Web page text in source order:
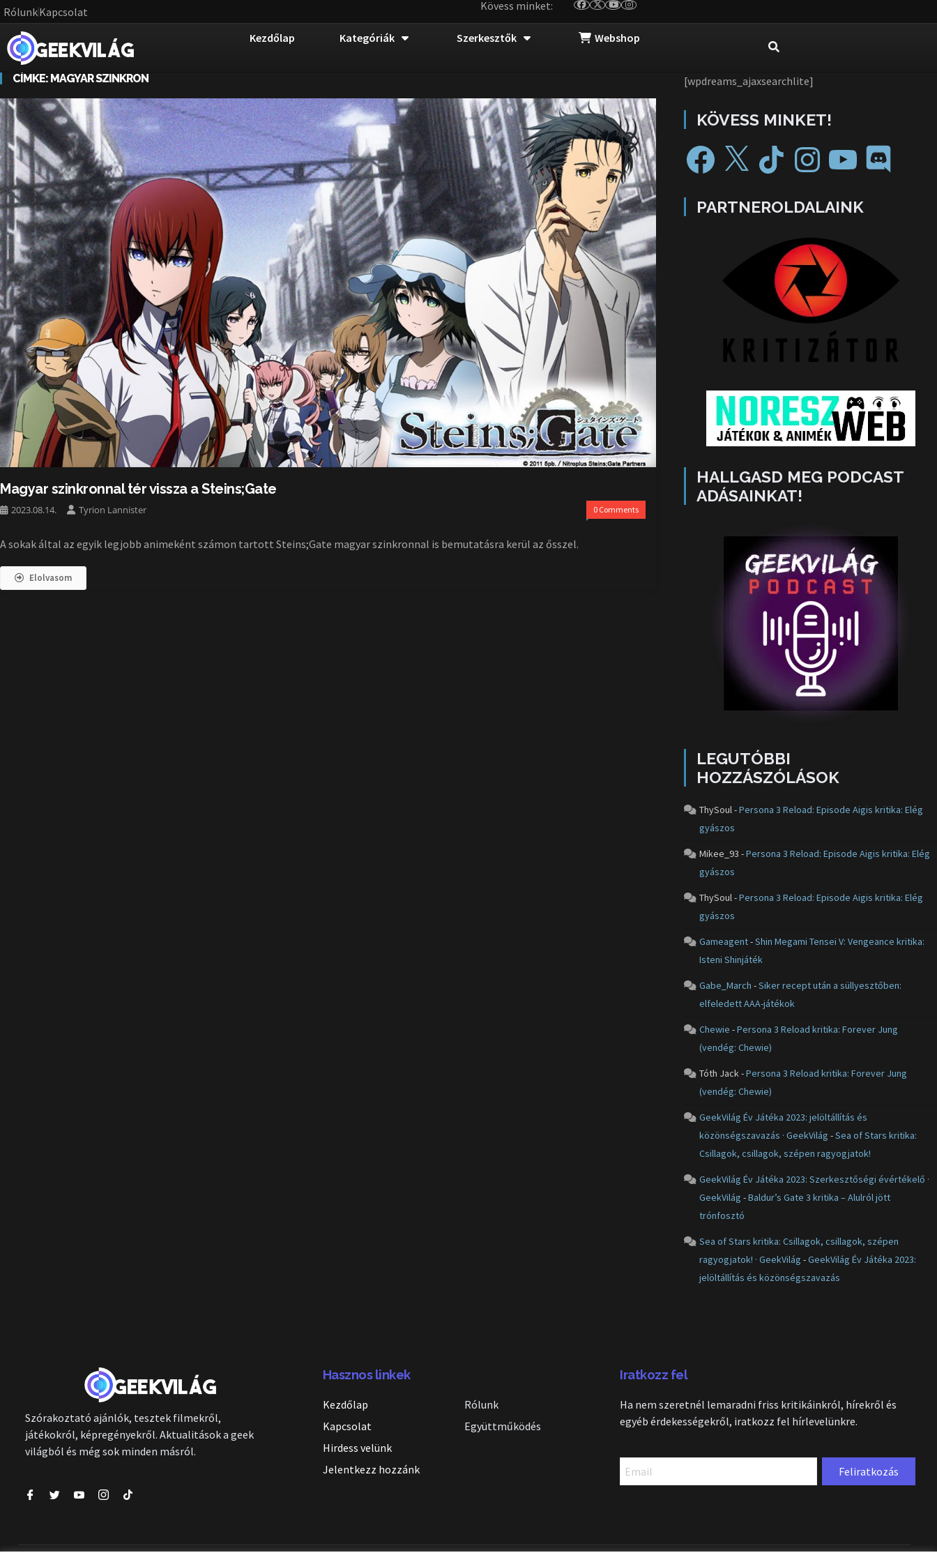
RólunkKapcsolat Kövess minket:
Kezdőlap Kategóriák Szerkesztők Webshop
CÍMKE: MAGYAR SZINKRON
Magyar szinkronnal tér vissza a Steins;Gate
2023.08.14. Tyrion Lannister 0 Comments
A sokak által az egyik legjobb animeként számon tartott Steins;Gate magyar szinkronnal is bemutatásra kerül az ősszel.
Elolvasom
[wpdreams_ajaxsearchlite]
KÖVESS MINKET!
PARTNEROLDALAINK
HALLGASD MEG PODCAST
ADÁSAINKAT!
LEGUTÓBBI
HOZZÁSZÓLÁSOK
ThySoul-Persona 3 Reload: Episode Aigis kritika: Elég
gyászos
Mikee_93 -Persona 3 Reload: Episode Aigis kritika: Elég
gyászos
ThySoul-Persona 3 Reload: Episode Aigis kritika: Elég
gyászos
Gameagent-Shin Megami Tensei V: Vengeance kritika:
Isteni Shinjáték
Gabe_March -Siker recept után a süllyesztőben:
elfeledett AAA-játékok
Chewie -Persona 3 Reload kritika: Forever Jung
(vendég: Chewie)
Tóth Jack-Persona 3 Reload kritika: Forever Jung
(vendég: Chewie)
GeekVilág Év Játéka 2023: jelöltállítás és
közönségszavazás · GeekVilág -Sea of Stars kritika:
Csillagok, csillagok, szépen ragyogjatok!
GeekVilág Év Játéka 2023: Szerkesztőségi évértékelő ·
GeekVilág -Baldur’s Gate 3 kritika – Alulról jött
trónfosztó
Sea of Stars kritika: Csillagok, csillagok, szépen
ragyogjatok! · GeekVilág -GeekVilág Év Játéka 2023:
jelöltállítás és közönségszavazás
Szórakoztató ajánlók, tesztek filmekről,
játékokról, képregényekről. Aktualitások a geek
világból és még sok minden másról.
Hasznos linkek
Kezdőlap
Kapcsolat
Hirdess velünk
Jelentkezz hozzánk
Rólunk
Együttműködés
Iratkozz fel
Ha nem szeretnél lemaradni friss kritikáinkról, hírekről és
egyéb érdekességekről, iratkozz fel hírlevelünkre.
Feliratkozás